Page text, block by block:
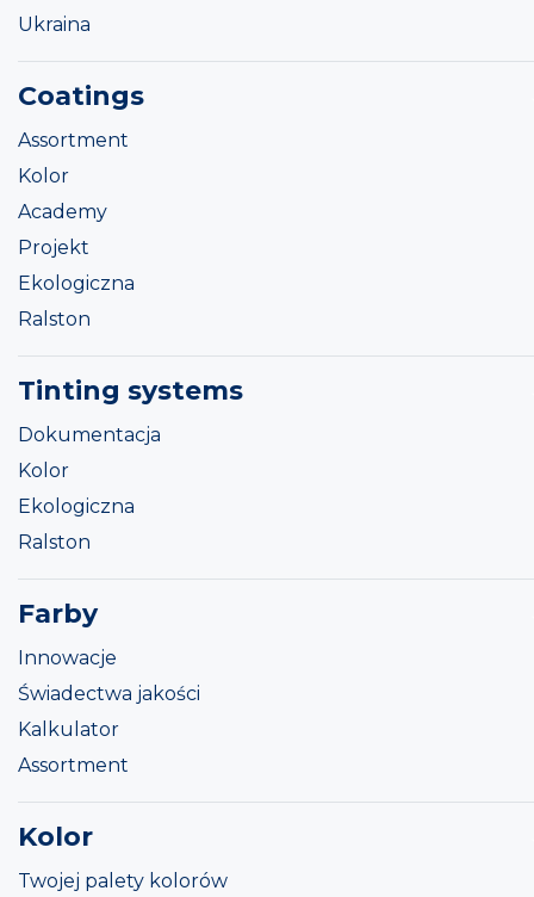
Ukraina
Coatings
Assortment
Kolor
Academy
Projekt
Ekologiczna
Ralston
Tinting systems
Dokumentacja
Kolor
Ekologiczna
Ralston
Farby
Innowacje
Świadectwa jakości
Kalkulator
Assortment
Kolor
Twojej palety kolorów